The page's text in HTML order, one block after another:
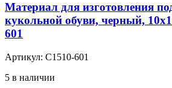
Материал для изготовления
кукольной обуви, черный,
601
Артикул: С1510-601
5 в наличии